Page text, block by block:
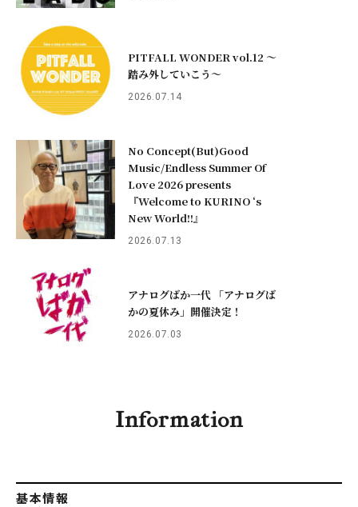
PITFALL WONDER vol.12 ～
踏み外していこう〜
2026.07.14
No Concept(But)Good
Music/Endless Summer Of
Love 2026 presents
『Welcome to KURINO ‘s
New World!!』
2026.07.13
アナログばか一代 「アナログば
かの夏休み」開催決定！
2026.07.03
Information
基本情報